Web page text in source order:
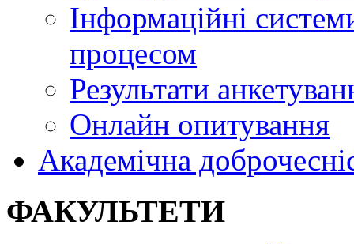
Інформаційні
процесом
Результати
Онлайн опитування
Академічна
ФАКУЛЬТЕТИ